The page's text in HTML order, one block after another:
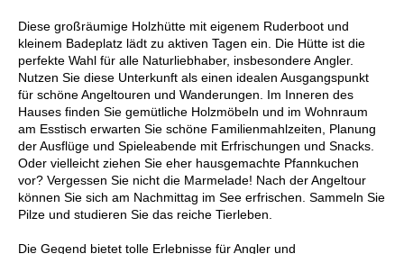
Diese großräumige Holzhütte mit eigenem Ruderboot und
kleinem Badeplatz lädt zu aktiven Tagen ein. Die Hütte ist die
perfekte Wahl für alle Naturliebhaber, insbesondere Angler.
Nutzen Sie diese Unterkunft als einen idealen Ausgangspunkt
für schöne Angeltouren und Wanderungen. Im Inneren des
Hauses finden Sie gemütliche Holzmöbeln und im Wohnraum
am Esstisch erwarten Sie schöne Familienmahlzeiten, Planung
der Ausflüge und Spieleabende mit Erfrischungen und Snacks.
Oder vielleicht ziehen Sie eher hausgemachte Pfannkuchen
vor? Vergessen Sie nicht die Marmelade! Nach der Angeltour
können Sie sich am Nachmittag im See erfrischen. Sammeln Sie
Pilze und studieren Sie das reiche Tierleben.
Die Gegend bietet tolle Erlebnisse für Angler und